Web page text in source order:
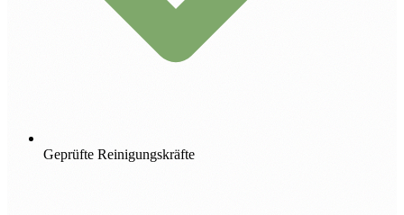
Geprüfte Reinigungskräfte